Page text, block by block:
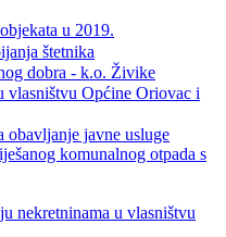
u 2019.
štetnika
dobra - k.o. Živike
vlasništvu Općine Oriovac i
obavljanje javne usluge
komunalnog otpada s
nekretninama u vlasništvu